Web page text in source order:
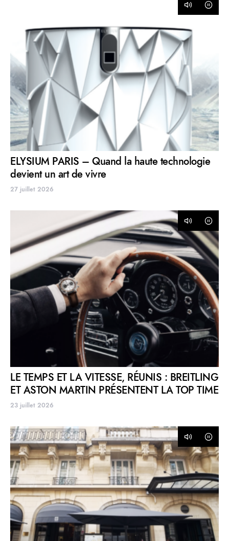
ELYSIUM PARIS – Quand la haute technologie
devient un art de vivre
27 juillet 2026
LE TEMPS ET LA VITESSE, RÉUNIS : BREITLING
ET ASTON MARTIN PRÉSENTENT LA TOP TIME
23 juillet 2026